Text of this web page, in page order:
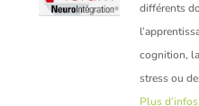
différents
cognition,
stress ou
Plus